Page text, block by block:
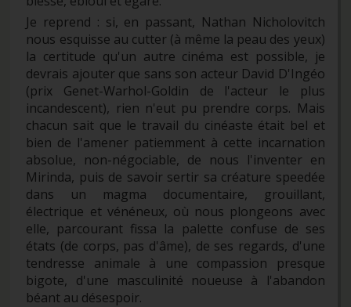
Je reprend : si, en passant, Nathan Nicholovitch
nous esquisse au cutter (à même la peau des yeux)
la certitude qu'un autre cinéma est possible, je
devrais ajouter que sans son acteur David D'Ingéo
(prix Genet-Warhol-Goldin de l'acteur le plus
incandescent), rien n'eut pu prendre corps. Mais
chacun sait que le travail du cinéaste était bel et
bien de l'amener patiemment à cette incarnation
absolue, non-négociable, de nous l'inventer en
Mirinda, puis de savoir sertir sa créature speedée
dans un magma documentaire, grouillant,
électrique et vénéneux, où nous plongeons avec
elle, parcourant fissa la palette confuse de ses
états (de corps, pas d'âme), de ses regards, d'une
tendresse animale à une compassion presque
bigote, d'une masculinité noueuse à l'abandon
béant au désespoir.